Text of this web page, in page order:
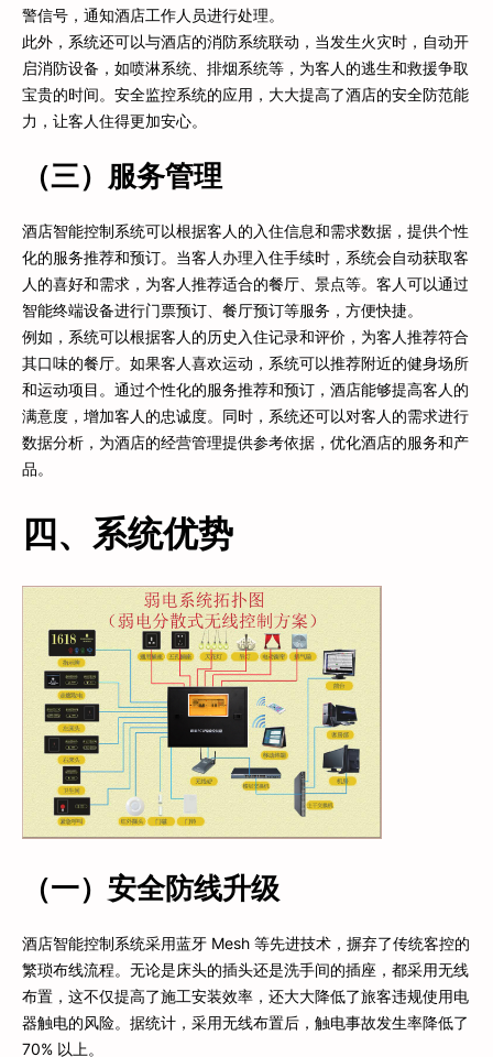
警信号，通知酒店工作人员进行处理。
此外，系统还可以与酒店的消防系统联动，当发生火灾时，自动开
启消防设备，如喷淋系统、排烟系统等，为客人的逃生和救援争取
宝贵的时间。安全监控系统的应用，大大提高了酒店的安全防范能
力，让客人住得更加安心。
（三）服务管理
酒店智能控制系统可以根据客人的入住信息和需求数据，提供个性
化的服务推荐和预订。当客人办理入住手续时，系统会自动获取客
人的喜好和需求，为客人推荐适合的餐厅、景点等。客人可以通过
智能终端设备进行门票预订、餐厅预订等服务，方便快捷。
例如，系统可以根据客人的历史入住记录和评价，为客人推荐符合
其口味的餐厅。如果客人喜欢运动，系统可以推荐附近的健身场所
和运动项目。通过个性化的服务推荐和预订，酒店能够提高客人的
满意度，增加客人的忠诚度。同时，系统还可以对客人的需求进行
数据分析，为酒店的经营管理提供参考依据，优化酒店的服务和产
品。
四、系统优势
（一）安全防线升级
酒店智能控制系统采用蓝牙 Mesh 等先进技术，摒弃了传统客控的
繁琐布线流程。无论是床头的插头还是洗手间的插座，都采用无线
布置，这不仅提高了施工安装效率，还大大降低了旅客违规使用电
器触电的风险。据统计，采用无线布置后，触电事故发生率降低了
70% 以上。